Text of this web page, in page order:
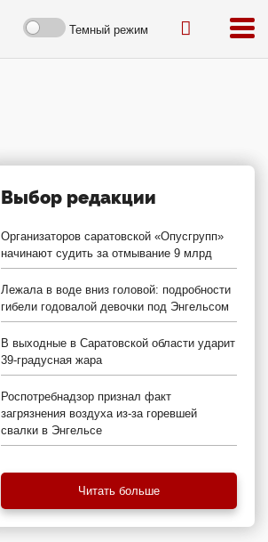
Темный режим
Выбор редакции
Организаторов саратовской «Опусгрупп»
начинают судить за отмывание 9 млрд
Лежала в воде вниз головой: подробности
гибели годовалой девочки под Энгельсом
В выходные в Саратовской области ударит
39-градусная жара
Роспотребнадзор признал факт
загрязнения воздуха из-за горевшей
свалки в Энгельсе
Читать больше